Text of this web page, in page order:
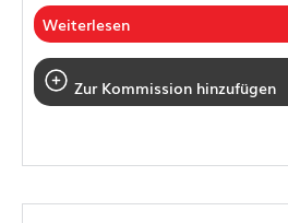
Weiterlesen
Zur Kommission hinzufügen